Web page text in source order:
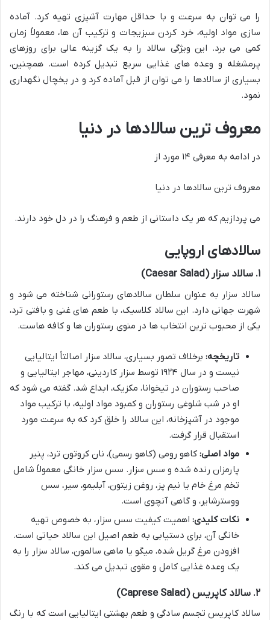
را می توان به سرعت و با حداقل مهارت آشپزی تهیه کرد. آماده
سازی مواد اولیه، خرد کردن سبزیجات و ترکیب آن ها، معمولاً زمان
کمی می برد. این ویژگی سالاد را به یک گزینه عالی برای روزهای
پرمشغله و وعده های غذایی سریع تبدیل کرده است. همچنین،
بسیاری از سالادها را می توان از قبل آماده کرد و در یخچال نگهداری
نمود.
معروف ترین سالادها در دنیا
در ادامه به معرفی ۱۴ مورد از
معروف ترین سالادها در دنیا
می پردازیم که هر یک داستانی از طعم و فرهنگ را در دل خود دارند.
سالادهای اروپایی
۱. سالاد سزار (Caesar Salad)
سالاد سزار به عنوان سلطان سالادهای رستورانی شناخته می شود و
شهرت جهانی دارد. این سالاد کلاسیک، با طعم های غنی و بافتی ترد،
یکی از محبوب ترین انتخاب ها در منوی رستوران ها و کافه هاست.
تاریخچه: برخلاف تصور بسیاری، سالاد سزار اصالتاً ایتالیایی
نیست و در سال ۱۹۲۴ توسط سزار کاردینی، مهاجر ایتالیایی و
صاحب رستوران در تیخوانا، مکزیک، ابداع شد. گفته می شود که
او در شب شلوغی رستوران و کمبود مواد اولیه، با ترکیب مواد
موجود در آشپزخانه، این سالاد را خلق کرد که به سرعت مورد
استقبال قرار گرفت.
مواد اصلی: کاهو رومی (کاهو رسمی)، نان کروتون ترد، پنیر
پارمزان رنده شده و سس سزار. سس سزار خانگی معمولاً شامل
تخم مرغ خام یا نیم پز، روغن زیتون، آبلیمو، سیر، سس
ووسترشایر، و گاهی آنچوی است.
نکات کلیدی: اهمیت کیفیت سس سزار، به خصوص تهیه
خانگی آن، برای دستیابی به طعم اصیل این سالاد حیاتی است.
افزودن مرغ گریل شده، میگو یا ماهی سالمون، سالاد سزار را به
یک وعده غذایی کامل و مقوی تبدیل می کند.
۲. سالاد کاپریس (Caprese Salad)
سالاد کاپریس تجسم سادگی و طعم بهشتی ایتالیایی است که با رنگ